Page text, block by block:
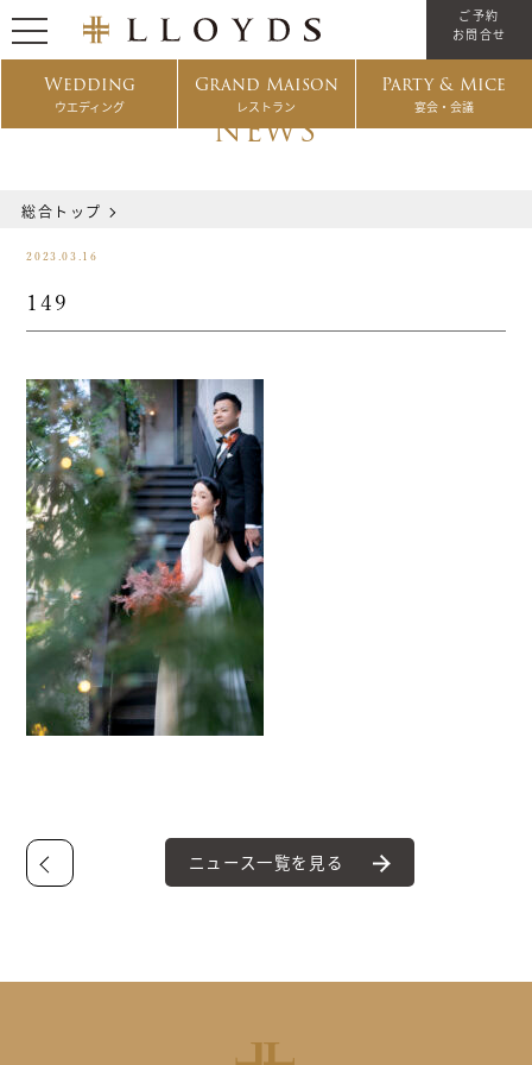
Wedding
ウエディング
Grand Maison
レストラン
Party & Mice
宴会・会議
ご予約
お問合せ
NEWS
総合トップ
2023.03.16
149
ニュース一覧を見る